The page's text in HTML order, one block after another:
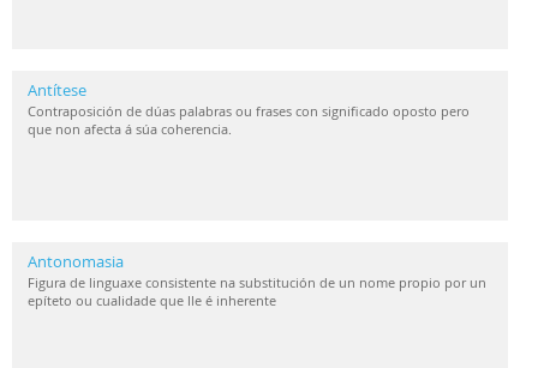
Antítese
Contraposición de dúas palabras ou frases con significado oposto pero
que non afecta á súa coherencia.
Antonomasia
Figura de linguaxe consistente na substitución de un nome propio por un
epíteto ou cualidade que lle é inherente